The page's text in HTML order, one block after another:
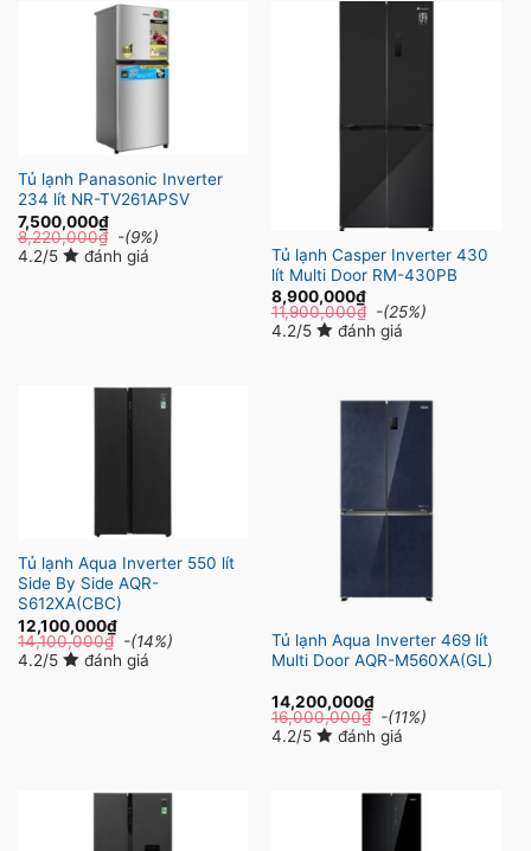
Tủ lạnh Panasonic Inverter
234 lít NR-TV261APSV
7,500,000₫
8,220,000₫ -(9%)
4.2/5
đánh giá
Tủ lạnh Casper Inverter 430
lít Multi Door RM-430PB
8,900,000₫
11,900,000₫ -(25%)
4.2/5
đánh giá
Tủ lạnh Aqua Inverter 550 lít
Side By Side AQR-
S612XA(CBC)
12,100,000₫
14,100,000₫ -(14%)
4.2/5
đánh giá
Tủ lạnh Aqua Inverter 469 lít
Multi Door AQR-M560XA(GL)
14,200,000₫
16,000,000₫ -(11%)
4.2/5
đánh giá